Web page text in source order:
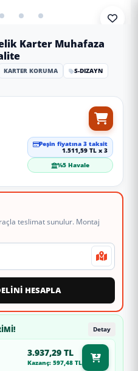
Karter Muhafaza
KARTER KORUMA
S-DIZAYN
Peşin fiyatına 3 taksit
1.511,59 TL x 3
%5 Havale
teslimat sunulur. Montaj
HESAPLA
Detay
3.937,29 TL
Kazanç: 597,48 TL